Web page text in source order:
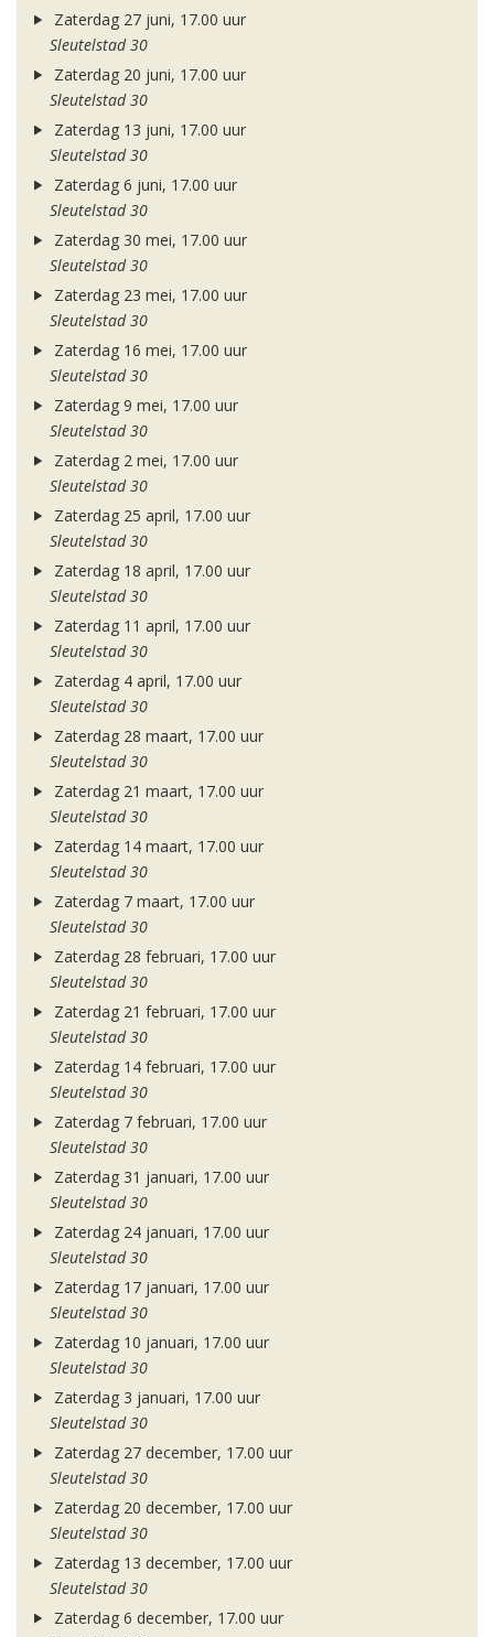
Zaterdag 27 juni, 17.00 uur
Sleutelstad 30
Zaterdag 20 juni, 17.00 uur
Sleutelstad 30
Zaterdag 13 juni, 17.00 uur
Sleutelstad 30
Zaterdag 6 juni, 17.00 uur
Sleutelstad 30
Zaterdag 30 mei, 17.00 uur
Sleutelstad 30
Zaterdag 23 mei, 17.00 uur
Sleutelstad 30
Zaterdag 16 mei, 17.00 uur
Sleutelstad 30
Zaterdag 9 mei, 17.00 uur
Sleutelstad 30
Zaterdag 2 mei, 17.00 uur
Sleutelstad 30
Zaterdag 25 april, 17.00 uur
Sleutelstad 30
Zaterdag 18 april, 17.00 uur
Sleutelstad 30
Zaterdag 11 april, 17.00 uur
Sleutelstad 30
Zaterdag 4 april, 17.00 uur
Sleutelstad 30
Zaterdag 28 maart, 17.00 uur
Sleutelstad 30
Zaterdag 21 maart, 17.00 uur
Sleutelstad 30
Zaterdag 14 maart, 17.00 uur
Sleutelstad 30
Zaterdag 7 maart, 17.00 uur
Sleutelstad 30
Zaterdag 28 februari, 17.00 uur
Sleutelstad 30
Zaterdag 21 februari, 17.00 uur
Sleutelstad 30
Zaterdag 14 februari, 17.00 uur
Sleutelstad 30
Zaterdag 7 februari, 17.00 uur
Sleutelstad 30
Zaterdag 31 januari, 17.00 uur
Sleutelstad 30
Zaterdag 24 januari, 17.00 uur
Sleutelstad 30
Zaterdag 17 januari, 17.00 uur
Sleutelstad 30
Zaterdag 10 januari, 17.00 uur
Sleutelstad 30
Zaterdag 3 januari, 17.00 uur
Sleutelstad 30
Zaterdag 27 december, 17.00 uur
Sleutelstad 30
Zaterdag 20 december, 17.00 uur
Sleutelstad 30
Zaterdag 13 december, 17.00 uur
Sleutelstad 30
Zaterdag 6 december, 17.00 uur